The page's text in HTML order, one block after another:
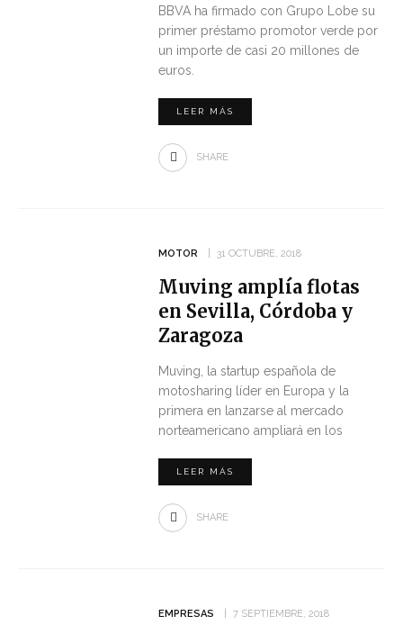
BBVA ha firmado con Grupo Lobe su
primer préstamo promotor verde por
un importe de casi 20 millones de
euros.
LEER MÁS
SHARE
MOTOR 31 OCTUBRE, 2018
Muving amplía flotas
en Sevilla, Córdoba y
Zaragoza
Muving, la startup española de
motosharing líder en Europa y la
primera en lanzarse al mercado
norteamericano ampliará en los
LEER MÁS
SHARE
EMPRESAS 7 SEPTIEMBRE, 2018